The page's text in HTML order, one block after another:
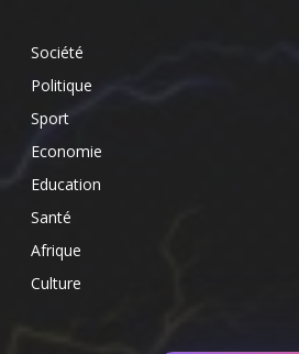
Société
Politique
Sport
Economie
Education
Santé
Afrique
Culture